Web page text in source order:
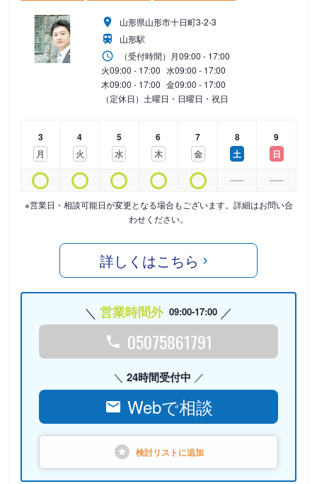
山形県山形市十日町3-2-3
山形駅
（受付時間） 月09:00 - 17:00
火09:00 - 17:00 水09:00 - 17:00
木09:00 - 17:00 金09:00 - 17:00
（定休日）土曜日・日曜日・祝日
3
月
4
火
5
水
6
木
7
金
8
土
9
日
※営業日・相談可能日が変更となる場合もございます。詳細はお問い合
わせください。
詳しくはこちら
営業時間外 09:00-17:00
05075861791
24時間受付中
Webで相談
検討リストに追加